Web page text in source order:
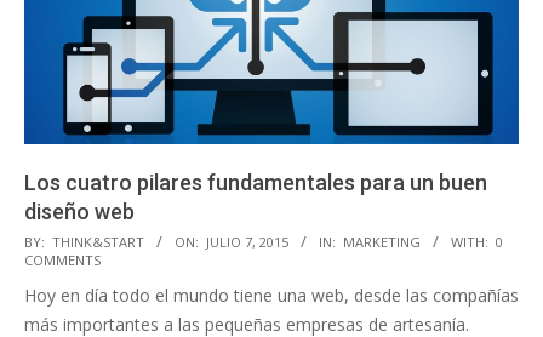
Los cuatro pilares fundamentales para un buen
diseño web
2015-
07-
07
BY: THINK&START ON: JULIO 7, 2015 IN: MARKETING WITH: 0
COMMENTS
Hoy en día todo el mundo tiene una web, desde las compañías
más importantes a las pequeñas empresas de artesanía.